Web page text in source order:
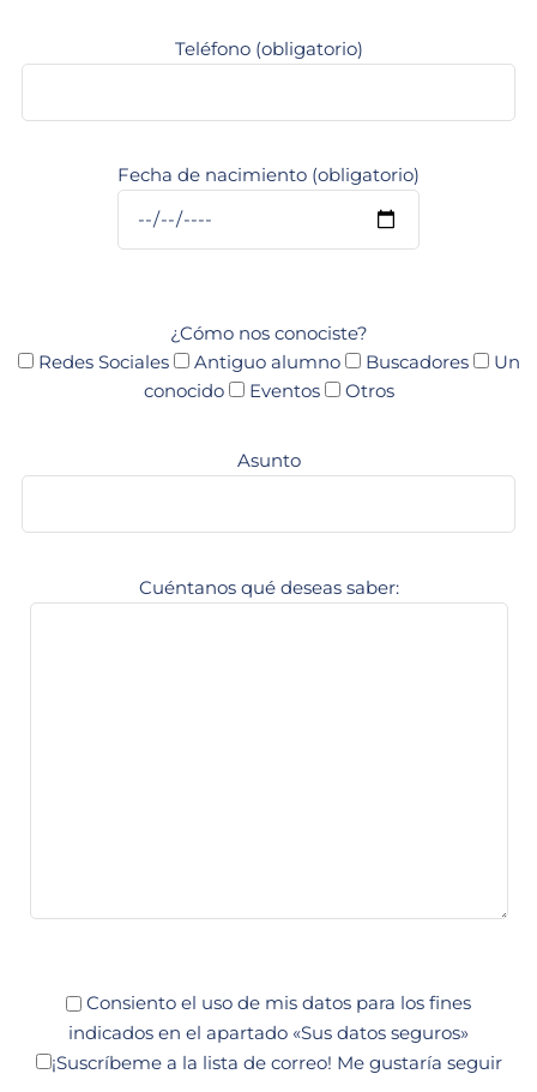
Teléfono (obligatorio)
Fecha de nacimiento (obligatorio)
¿Cómo nos conociste?
Redes Sociales
Antiguo alumno Buscadores
Un
conocido
Eventos Otros
Asunto
Cuéntanos qué deseas saber:
Consiento el uso de mis datos para los fines
indicados en el apartado «Sus datos seguros»
¡Suscríbeme a la lista de correo! Me gustaría seguir